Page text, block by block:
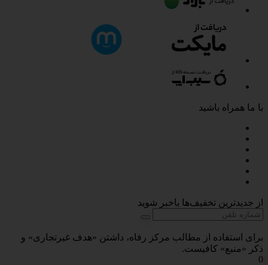
با ما همراه باشید
از جدیدترین تخفیف‌ها باخبر شوید
برای استفاده از مطالب مرکز رفاه، داشتن «هدف غیرتجاری» و
ذکر «منبع» کافیست.
0